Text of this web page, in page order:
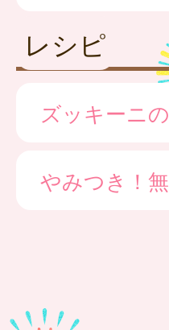
レシピ
ズッキーニ
やみつき！